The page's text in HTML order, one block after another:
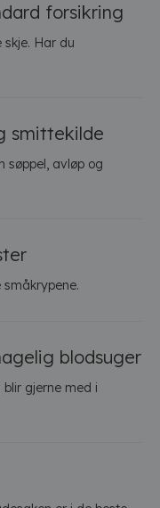
forsikring
Har du
smittekilde
søppel, avløp og
blodsuger
blir gjerne med i